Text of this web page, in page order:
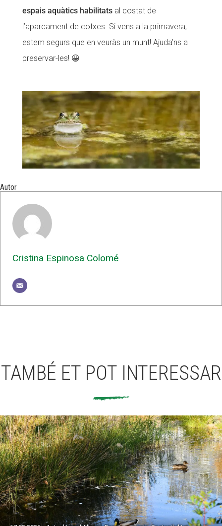
espais aquàtics habilitatsal costat de
l’aparcament de cotxes. Si vens a la primavera,
estem segurs que en veuràs un munt! Ajuda’ns a
preservar-les! 😀
Autor
Cristina Espinosa Colomé
TAMBÉ ET POT INTERESSAR